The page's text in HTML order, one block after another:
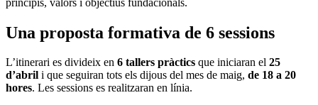
Una proposta formativa de 6 sessions
L’itinerari es divideix en 6 tallers pràctics que iniciaran el 25
d’abril i que seguiran tots els dijous del mes de maig, de 18 a 20
hores. Les sessions es realitzaran en línia.